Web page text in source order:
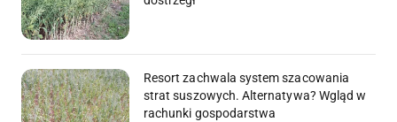
Resort zachwala system szacowania
strat suszowych. Alternatywa? Wgląd w
rachunki gospodarstwa